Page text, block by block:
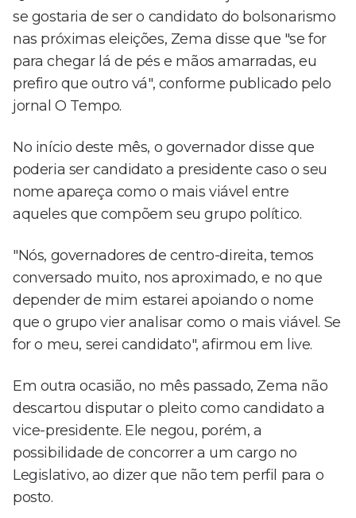
se gostaria de ser o candidato do bolsonarismo
nas próximas eleições, Zema disse que "se for
para chegar lá de pés e mãos amarradas, eu
prefiro que outro vá", conforme publicado pelo
jornal O Tempo.
No início deste mês, o governador disse que
poderia ser candidato a presidente caso o seu
nome apareça como o mais viável entre
aqueles que compõem seu grupo político.
"Nós, governadores de centro-direita, temos
conversado muito, nos aproximado, e no que
depender de mim estarei apoiando o nome
que o grupo vier analisar como o mais viável. Se
for o meu, serei candidato", afirmou em live.
Em outra ocasião, no mês passado, Zema não
descartou disputar o pleito como candidato a
vice-presidente. Ele negou, porém, a
possibilidade de concorrer a um cargo no
Legislativo, ao dizer que não tem perfil para o
posto.